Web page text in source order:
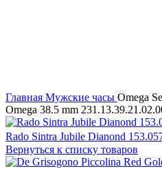
Главная Мужские часы Omega
Omega 38.5 mm
Rado Sintra Jubile Dianond
Вернуться к списку товаров